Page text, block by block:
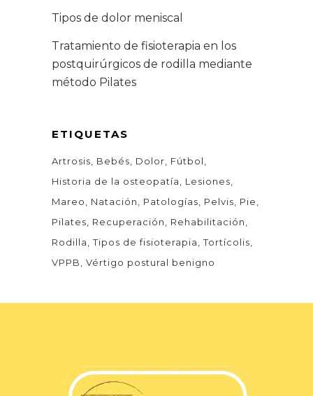
Tipos de dolor meniscal
Tratamiento de fisioterapia en los
postquirúrgicos de rodilla mediante
método Pilates
ETIQUETAS
Artrosis Bebés Dolor
Fútbol
Historia de la osteopatía
Lesiones
Mareo
Natación Patologías Pelvis
Pie
Pilates
Recuperación
Rehabilitación
Rodilla
Tipos de fisioterapia
Tortícolis
VPPB
Vértigo postural benigno